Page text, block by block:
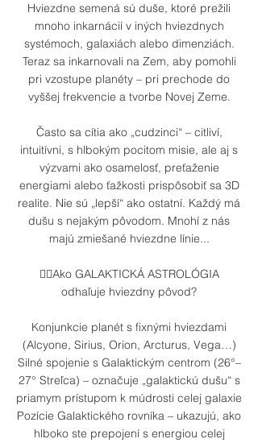
Hviezdne semená sú duše, ktoré prežili
mnoho inkarnácií v iných hviezdnych
systémoch, galaxiách alebo dimenziách.
Teraz sa inkarnovali na Zem, aby pomohli
pri vzostupe planéty – pri prechode do
vyššej frekvencie a tvorbe Novej Zeme.
Často sa cítia ako „cudzinci“ – citliví,
intuitívni, s hlbokým pocitom misie, ale aj s
výzvami ako osamelosť, preťaženie
energiami alebo ťažkosti prispôsobiť sa 3D
realite. Nie sú „lepší“ ako ostatní. Každý má
dušu s nejakým pôvodom. Mnohí z nás
majú zmiešané hviezdne línie...
👉🏼Ako GALAKTICKÁ ASTROLÓGIA
odhaľuje hviezdny pôvod?
Konjunkcie planét s fixnými hviezdami
(Alcyone, Sirius, Orion, Arcturus, Vega…)
Silné spojenie s Galaktickým centrom (26°–
27° Streľca) – označuje „galaktickú dušu“ s
priamym prístupom k múdrosti celej galaxie
Pozície Galaktického rovníka – ukazujú, ako
hlboko ste prepojení s energiou celej